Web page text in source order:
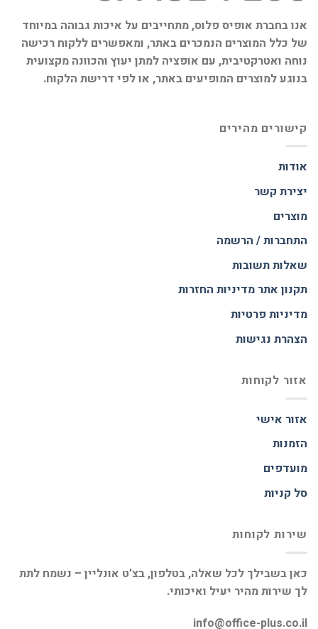
אנו בחברת אופיס פלוס, מתחייבים על איכות גבוהה במיוחד
של כלל המוצרים הנמכרים באתר, ומאפשרים ללקוח רכישה
נוחה ואטרקטיבית, עם אופציה למתן יעוץ והכוונה מקצועית
בנוגע למוצרים המופיעים באתר, או לפי דרישת הלקוח.
קישורים מהירים
אודות
יצירת קשר
מוצרים
התחברות / הרשמה
שאלות תשובות
תקנון אתרמדיניות החזרות
מדיניות פרטיות
הצהרת נגישות
אזור לקוחות
אזור אישי
הזמנות
מועדפים
סל קניות
שירות לקוחות
כאן בשבילך לכל שאלה, בטלפון, בצ’ט אונליין – נשמח לתת
לך שירות מהיר יעיל ואיכותי.
info@office-plus.co.il